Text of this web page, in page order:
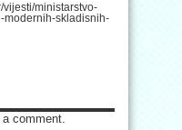
vijesti/ministarstvo-
modernih-skladisnih-
comment.